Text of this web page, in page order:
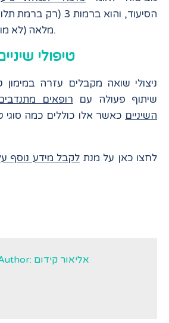
מלאה (לא מופחתת בשל הכנסות).
טיפולי
ניצולי שואה מקבלים עזרה במימון
שיתוף פעולה עם רופאים
השיניים כאשר אלו כוללים כמה סוגי
לחצו כאן על מנת לקבל מידע נוסף
אליאור קידום